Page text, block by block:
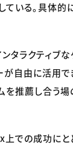
いる。具体的
ラクティブな
が自由に活用で
を推薦し合う場
での成功にと